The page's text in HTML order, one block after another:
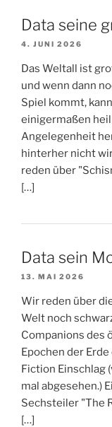
Data seine
4. JUNI 2026
Das Weltall ist
und wenn dann
Spiel kommt,
einigermaßen
Angelegenheit
hinterher nicht
reden über
[…]
Data sein
13. MAI 2026
Wir reden über
Welt noch
Companions des
Epochen der
Fiction Einschlag
mal abgesehen.)
Sechsteiler "The
[…]